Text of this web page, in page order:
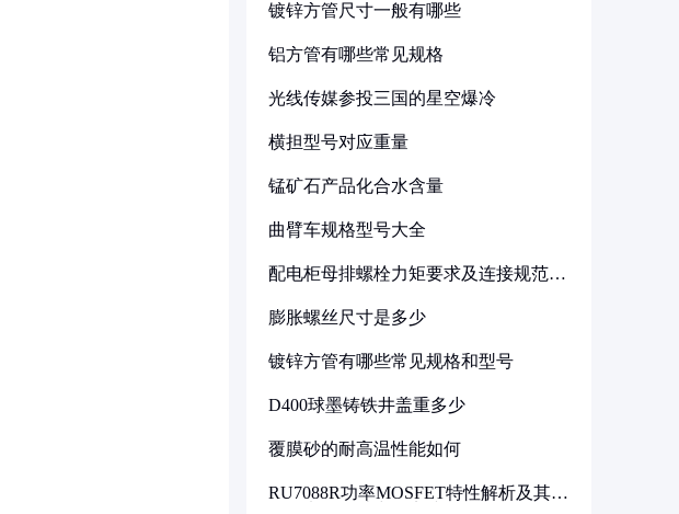
镀锌方管尺寸一般有哪些
铝方管有哪些常见规格
光线传媒参投三国的星空爆冷
横担型号对应重量
锰矿石产品化合水含量
曲臂车规格型号大全
配电柜母排螺栓力矩要求及连接规范详
膨胀螺丝尺寸是多少
镀锌方管有哪些常见规格和型号
D400球墨铸铁井盖重多少
覆膜砂的耐高温性能如何
RU7088R功率MOSFET特性解析及其在